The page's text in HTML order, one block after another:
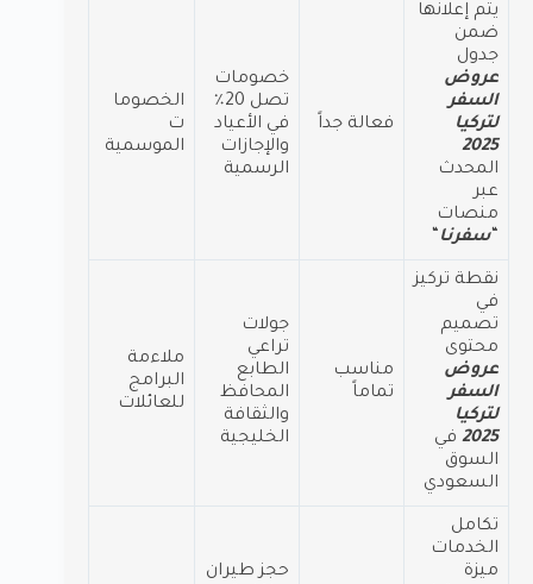
يتم إعلانها
ضمن
جدول
عروض
السفر
لتركيا
2025
المحدث
عبر
منصات
سفرنا
فعالة جداً
خصومات
تصل 20٪
في الأعياد
والإجازات
الرسمية
الخصوما
ت
الموسمية
نقطة تركيز
في
تصميم
محتوى
عروض
السفر
لتركيا
2025 في
السوق
السعودي
مناسب
تماماً
جولات
تراعي
الطابع
المحافظ
والثقافة
الخليجية
ملاءمة
البرامج
للعائلات
تكامل
الخدمات
ميزة
حجز طيران